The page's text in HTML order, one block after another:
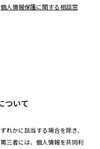
個人情報保護に関する相談窓
ついて
れかに該当する場合を除き、
三者には、個人情報を共同利